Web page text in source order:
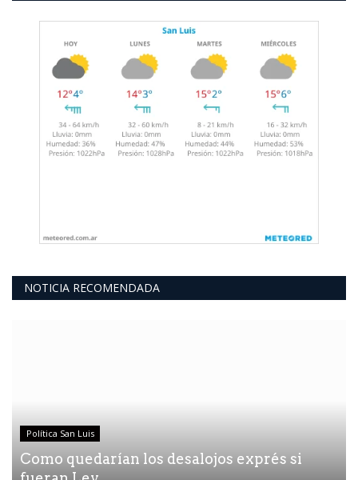
NOTICIA RECOMENDADA
Política San Luis
Como quedarían los desalojos exprés si